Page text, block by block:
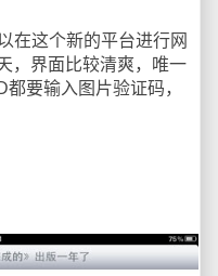
这个新的平台进行网
，界面比较清爽，唯一
要输入图片验证码，